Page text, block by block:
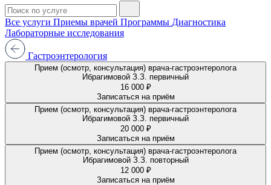
Все услуги Приемы врачей Программы Диагностика
Лабораторные исследования
Гастроэнтерология
Прием (осмотр, консультация) врача-гастроэнтеролога
Ибрагимовой З.З. первичный
16 000 ₽
Записаться на приём
Прием (осмотр, консультация) врача-гастроэнтеролога
Ибрагимовой З.З. первичный
20 000 ₽
Записаться на приём
Прием (осмотр, консультация) врача-гастроэнтеролога
Ибрагимовой З.З. повторный
12 000 ₽
Записаться на приём